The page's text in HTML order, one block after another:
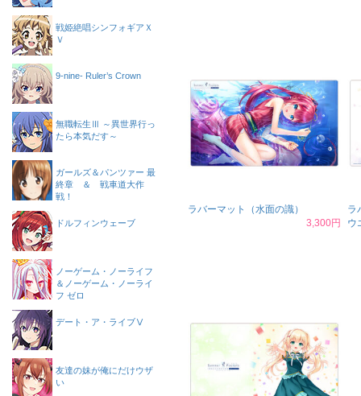
ラバーマット（水面の識）
3,300円
ラ
ウ
戦姫絶唱シンフォギアＸ
Ｖ
9-nine- Ruler’s Crown
無職転生Ⅲ ～異世界行っ
たら本気だす～
ガールズ＆パンツァー 最
終章 ＆ 戦車道大作
戦！
ドルフィンウェーブ
ノーゲーム・ノーライフ
＆ノーゲーム・ノーライ
フ ゼロ
デート・ア・ライブⅤ
友達の妹が俺にだけウザ
い